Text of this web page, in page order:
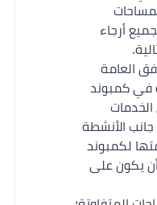
أرجاء
العامة
في كمبوند
جانب الأنشطة
لكمبوند
يكون على